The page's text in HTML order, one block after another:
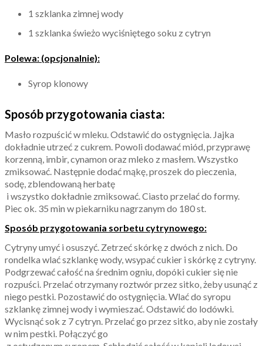
1 szklanka zimnej wody
1 szklanka świeżo wyciśniętego soku z cytryn
Polewa: (opcjonalnie):
Syrop klonowy
Sposób przygotowania ciasta:
Masło rozpuścić w mleku. Odstawić do ostygnięcia. Jajka
dokładnie utrzeć z cukrem. Powoli dodawać miód, przyprawę
korzenną, imbir, cynamon oraz mleko z masłem. Wszystko
zmiksować. Następnie dodać mąkę, proszek do pieczenia,
sodę, zblendowaną herbatę
i wszystko dokładnie zmiksować. Ciasto przelać do formy.
Piec ok. 35 min w piekarniku nagrzanym do 180 st.
Sposób przygotowania sorbetu cytrynowego:
Cytryny umyć i osuszyć. Zetrzeć skórkę z dwóch z nich. Do
rondelka wlać szklankę wody, wsypać cukier i skórkę z cytryny.
Podgrzewać całość na średnim ogniu, dopóki cukier się nie
rozpuści. Przelać otrzymany roztwór przez sitko, żeby usunąć z
niego pestki. Pozostawić do ostygnięcia. Wlać do syropu
szklankę zimnej wody i wymieszać. Odstawić do lodówki.
Wycisnąć sok z 7 cytryn. Przelać go przez sitko, aby nie zostały
w nim pestki. Połączyć go